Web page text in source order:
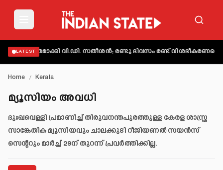
LATEST
വ്യക്തമാക്കി വി.ഡി. സതീശൻ; രണ്ടു ദിവസം രണ്ട് വിശദീകരണമെന്ന്
Home / Kerala
മ്യൂസിയം അവധി
ദുഃഖവെള്ളി പ്രമാണിച്ച് തിരുവനന്തപുരത്തുള്ള കേരള ശാസ്ത്ര
സാങ്കേതിക മ്യൂസിയവും ചാലക്കുടി റീജിയണൽ സയൻസ്
സെന്ററും മാർച്ച് 29ന് തുറന്ന് പ്രവർത്തിക്കില്ല.